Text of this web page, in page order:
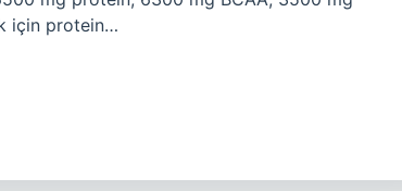
için protein…